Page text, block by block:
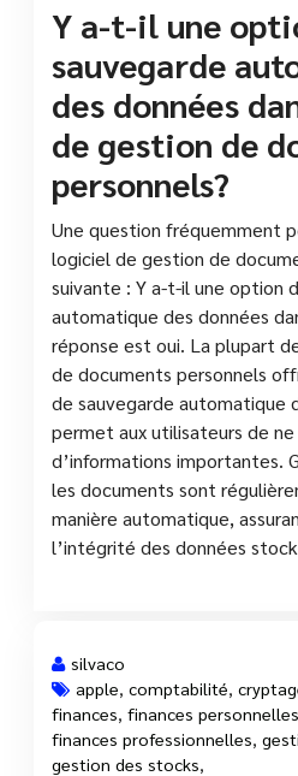
Y a-t-il une
sauvegarde
des données
de gestion de
personnels?
Une question fréquemment
logiciel de gestion de
suivante : Y a-t-il une option
automatique des données
réponse est oui. La plupart
de documents personnels
de sauvegarde automatique
permet aux utilisateurs de
d’informations importantes.
les documents sont
manière automatique,
l’intégrité des données
10 Juil, 2025
silvaco
apple comptabilité
finances finances personnelles
finances professionnelles
gestion des stocks